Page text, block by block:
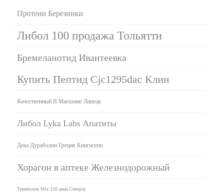
Протеин Березники
Либол 100 продажа Тольятти
Бремеланотид Ивантеевка
Купить Пептид Cjc1295dac Клин
Качественный В Магазине Липецк
Либол Lyka Labs Апатиты
Дека Дураболин Греция Кингисепп
Хорагон в аптеке Железнодорожный
Тренболон Mix 150 цена Северск